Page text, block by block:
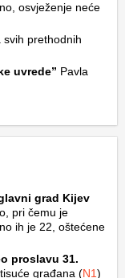
osvježenje neće
svih prethodnih
uvrede” Pavla
grad Kijev
pri čemu je
ih je 22, oštećene
proslavu 31.
građana (N1)